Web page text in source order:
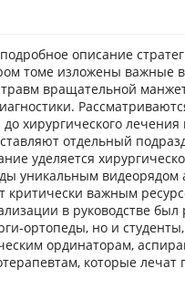
описание
томе изложены важные
вращательной
хирургического
отдельный
уделяется
уникальным видеорядом
критически важным
в руководстве был
ортопеды, но и
ординаторам,
которые лечат